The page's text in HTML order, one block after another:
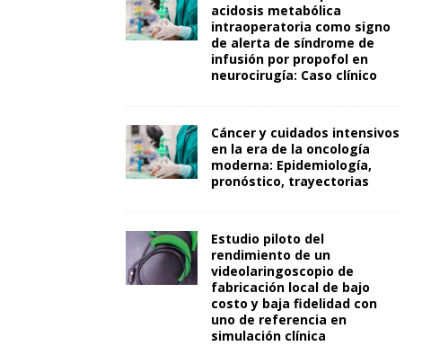
acidosis metabólica
intraoperatoria como signo
de alerta de síndrome de
infusión por propofol en
neurocirugía: Caso clínico
Cáncer y cuidados intensivos
en la era de la oncología
moderna: Epidemiología,
pronóstico, trayectorias
Estudio piloto del
rendimiento de un
videolaringoscopio de
fabricación local de bajo
costo y baja fidelidad con
uno de referencia en
simulación clínica